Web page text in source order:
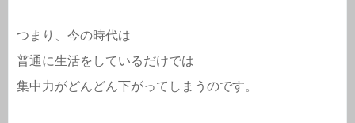
つまり、今の時代は
普通に生活をしているだけでは
集中力がどんどん下がってしまうのです。